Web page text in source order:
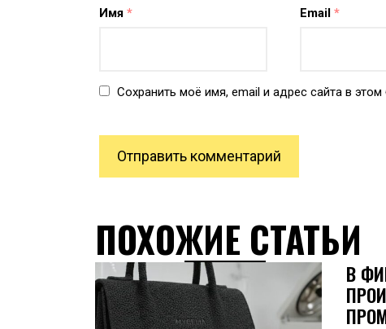
Имя * Email *
Сохранить моё имя, email и адрес сайта в
ПОХОЖИЕ СТАТЬИ
В